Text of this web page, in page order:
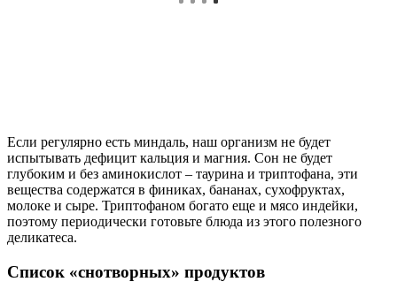
Если регулярно есть миндаль, наш организм не будет
испытывать дефицит кальция и магния. Сон не будет
глубоким и без аминокислот – таурина и триптофана, эти
вещества содержатся в финиках, бананах, сухофруктах,
молоке и сыре. Триптофаном богато еще и мясо индейки,
поэтому периодически готовьте блюда из этого полезного
деликатеса.
Список «снотворных» продуктов